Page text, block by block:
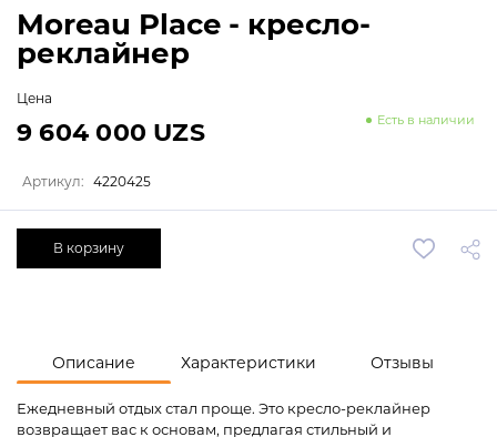
Описание Характеристики Отзывы
Ежедневный отдых стал проще. Это кресло-реклайнер
возвращает вас к основам, предлагая стильный и
Moreau Place - кресло-
реклайнер
Цена
Есть в наличии
9 604 000 UZS
Артикул: 4220425
В корзину